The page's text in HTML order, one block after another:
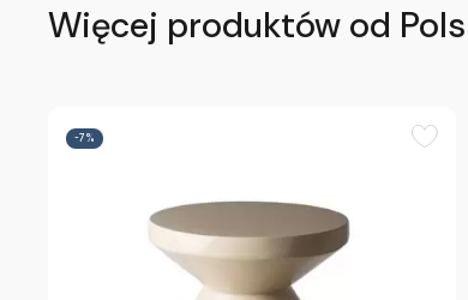
Więcej produktów od
-7%